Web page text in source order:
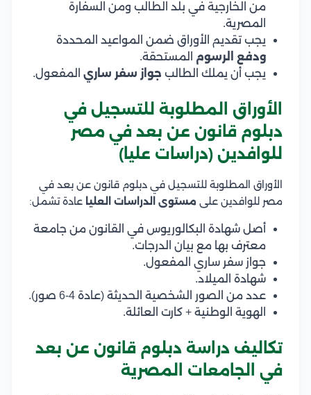
من الخارجية في بلد الطالب ومن السفارة
المصرية.
يجب تقديم الأوراق ضمن المواعيد المحددة
ودفع الرسوم المستحقة.
يجب أن يملك الطالب جواز سفر ساري المفعول.
الأوراق المطلوبة للتسجيل في
دبلوم قانون عن بعد في مصر
للوافدين (دراسات عليا)
الأوراق المطلوبة للتسجيل في دبلوم قانون عن بعد في
مصر للوافدين على مستوى الدراسات العليا عادة تشمل:
أصل شهادة البكالوريوس في القانون من جامعة
معترف بها مع بيان الدرجات.
جواز سفر ساري المفعول.
شهادة الميلاد.
عدد من الصور الشخصية الحديثة (عادة 4-6 صور).
الهوية الوطنية + كارت العائلة.
تكاليف دراسة دبلوم قانون عن بعد
في الجامعات المصرية